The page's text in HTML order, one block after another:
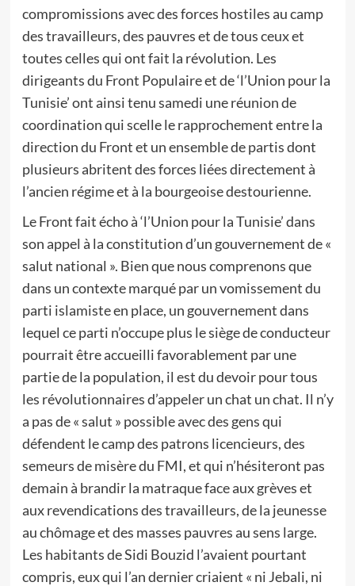
compromissions avec des forces hostiles au camp
des travailleurs, des pauvres et de tous ceux et
toutes celles qui ont fait la révolution. Les
dirigeants du Front Populaire et de ‘l’Union pour la
Tunisie’ ont ainsi tenu samedi une réunion de
coordination qui scelle le rapprochement entre la
direction du Front et un ensemble de partis dont
plusieurs abritent des forces liées directement à
l’ancien régime et à la bourgeoise destourienne.
Le Front fait écho à ‘l’Union pour la Tunisie’ dans
son appel à la constitution d’un gouvernement de «
salut national ». Bien que nous comprenons que
dans un contexte marqué par un vomissement du
parti islamiste en place, un gouvernement dans
lequel ce parti n’occupe plus le siège de conducteur
pourrait être accueilli favorablement par une
partie de la population, il est du devoir pour tous
les révolutionnaires d’appeler un chat un chat. Il n’y
a pas de « salut » possible avec des gens qui
défendent le camp des patrons licencieurs, des
semeurs de misère du FMI, et qui n’hésiteront pas
demain à brandir la matraque face aux grèves et
aux revendications des travailleurs, de la jeunesse
au chômage et des masses pauvres au sens large.
Les habitants de Sidi Bouzid l’avaient pourtant
compris, eux qui l’an dernier criaient « ni Jebali, ni